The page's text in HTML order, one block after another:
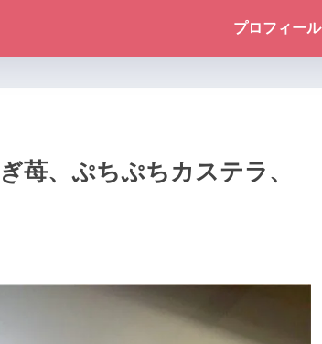
プロフィール
苺、ぷちぷちカステラ、